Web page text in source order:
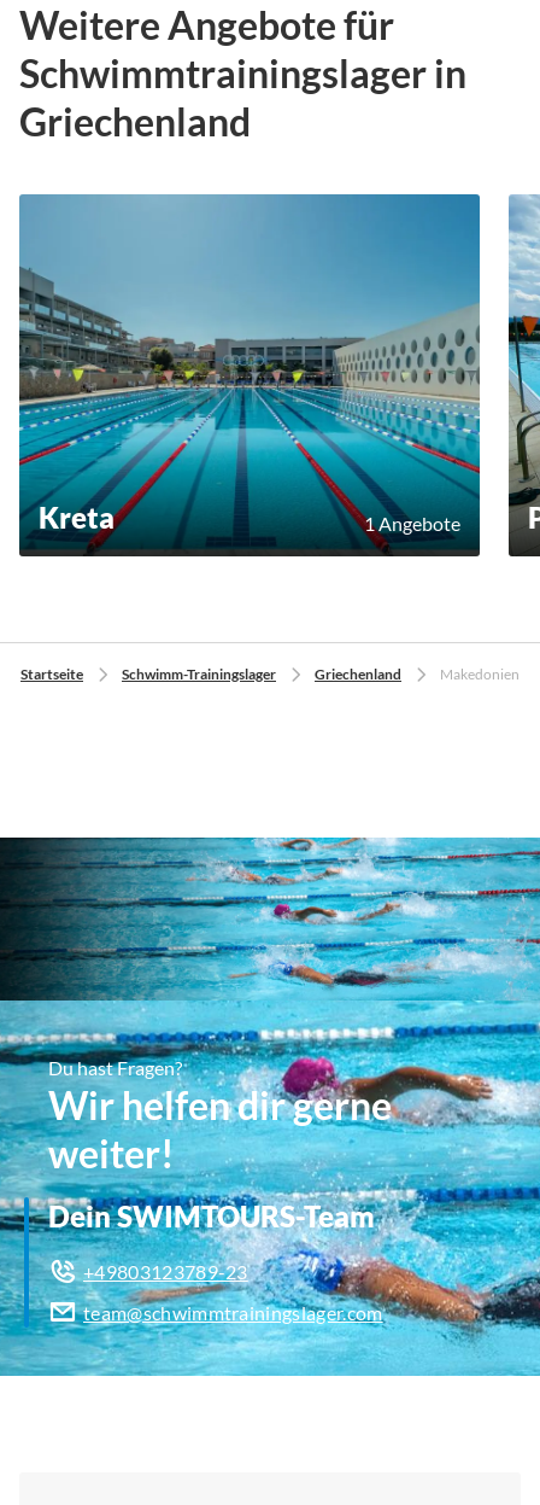
Weitere Angebote für
Schwimmtrainingslager in
Griechenland
Kreta 1 Angebote
Startseite Schwimm-Trainingslager Griechenland Makedonien
Du hast Fragen?
Wir helfen dir gerne
weiter!
Dein SWIMTOURS-Team
+49803123789-23
team@schwimmtrainingslager.com